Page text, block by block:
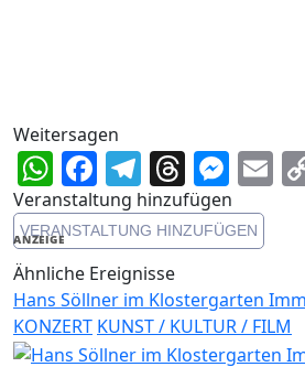
Weitersagen
WhatsApp
Facebook
Telegram
Veranstaltung hinzufügen
VERANSTALTUNG HINZUFÜGEN
ANZEIGE
Ähnliche Ereignisse
Hans Söllner im Klostergarten
KONZERT KUNST / KULTUR / FILM